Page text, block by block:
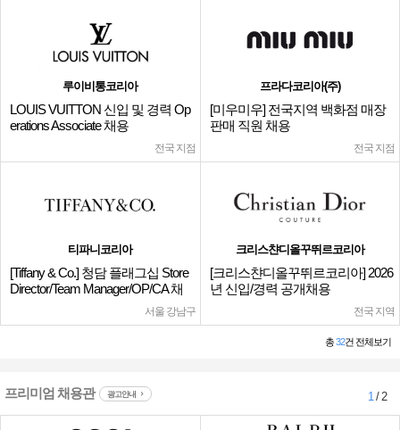
루이비통코리아
LOUIS VUITTON 신입 및 경력 Op
erations Associate 채용
전국 지점
프라다코리아(주)
[미우미우] 전국지역 백화점 매장
판매 직원 채용
전국 지점
티파니코리아
[Tiffany & Co.] 청담 플래그십 Store
Director/Team Manager/OP/CA 채
서울 강남구
크리스챤디올꾸뛰르코리아
[크리스챤디올꾸뛰르코리아] 2026
년 신입/경력 공개채용
전국 지역
총32건 전체보기
프리미엄 채용관 광고안내 1/ 2